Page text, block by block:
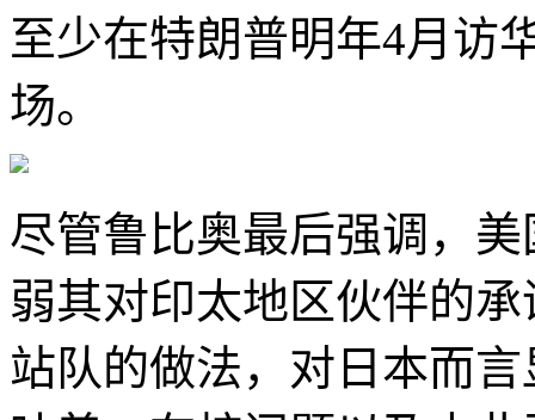
至少在特朗普明年4月访
场。
尽管鲁比奥最后强调，
弱其对印太地区伙伴的
站队的做法，对日本而